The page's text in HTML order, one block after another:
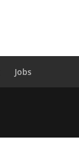
Jobs